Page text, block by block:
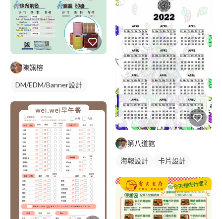
陳姵榕
DM/EDM/Banner設計
第八道館
海報設計 卡片設計